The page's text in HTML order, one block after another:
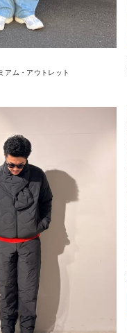
アム・アウトレット